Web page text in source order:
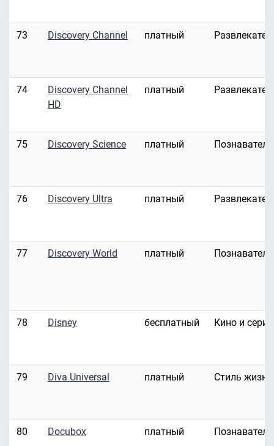
73 Discovery Channel платный
74
Discovery Channel
HD
платный
75 Discovery Science платный
76 Discovery Ultra платный
77 Discovery World платный
78 Disney бесплатный Кино и
79 Diva Universal платный Стиль жизни
80 Docubox платный